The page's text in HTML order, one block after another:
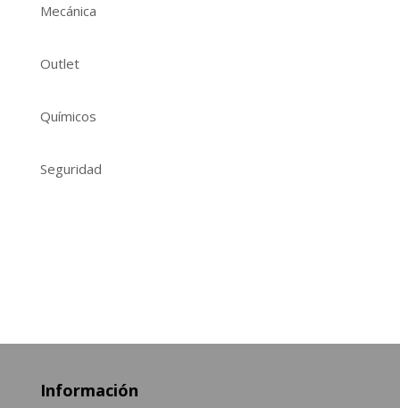
Mecánica
Outlet
Químicos
Seguridad
Información